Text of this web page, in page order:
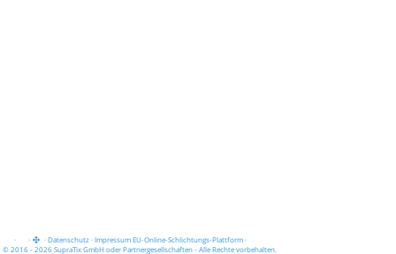
· · ·Datenschutz·Impressum EU-Online-Schlichtungs-Plattform·
© 2016 - 2026 SupraTix GmbH oder Partnergesellschaften - Alle Rechte vorbehalten.